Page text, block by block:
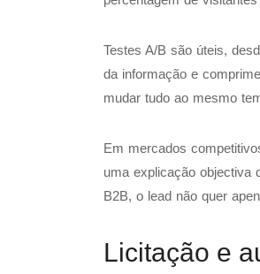
Testes A/B são úteis,
da informação e
mudar tudo ao mesmo
Em mercados
uma explicação objectiva
B2B, o lead não quer
Licitação e